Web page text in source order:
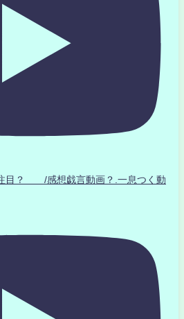
目？ /感想戯言動画？.一息つく動